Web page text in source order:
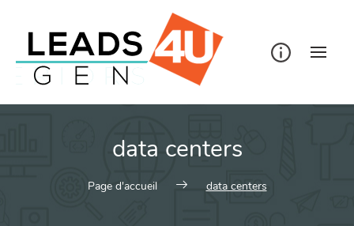
data centers
Page d'accueil data centers